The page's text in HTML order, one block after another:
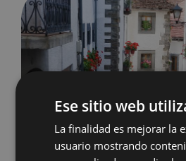
Ese sitio web
La finalidad es mejorar la
usuario mostrando